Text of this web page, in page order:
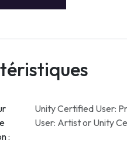
:
Unity Certified User:
User: Artistor Unity